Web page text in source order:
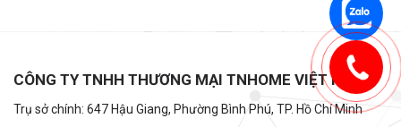
CÔNG TY TNHH THƯƠNG MẠI TNHOME VIỆT NAM
Trụ sở chính: 647 Hậu Giang, Phường Bình Phú, TP. Hồ Chí Minh